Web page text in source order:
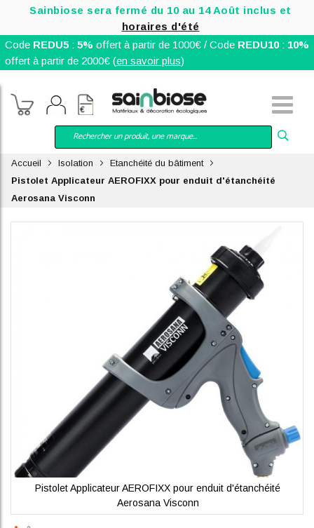
Sainbiose sera fermé du 10 au 14 Août inclus et
horaires d'été
Code REDU5: 5% offert à partir de 1000€ / Code REDU10: 10%
offert à partir de 2000€ (en savoir plus)
Accueil Isolation
Etanchéité du bâtiment
Pistolet Applicateur AEROFIXX pour enduit d'étanchéité
Aerosana Visconn
Pistolet Applicateur AEROFIXX pour enduit d'étanchéité
Aerosana Visconn